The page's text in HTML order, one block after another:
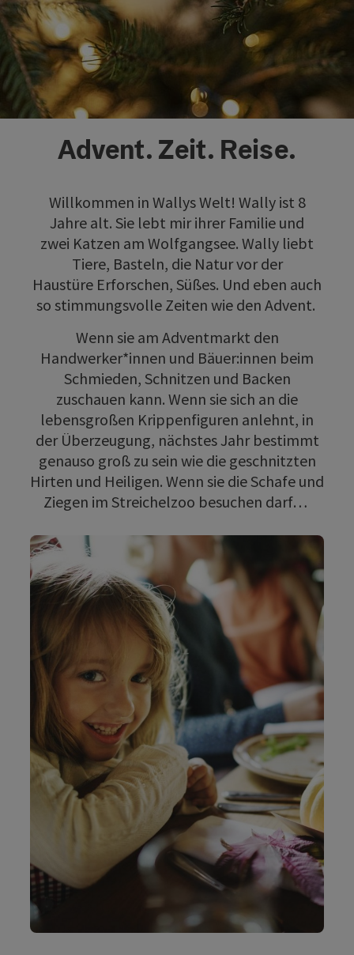
Advent. Zeit. Reise.
Willkommen in Wallys Welt! Wally ist 8
Jahre alt. Sie lebt mir ihrer Familie und
zwei Katzen am Wolfgangsee. Wally liebt
Tiere, Basteln, die Natur vor der
Haustüre Erforschen, Süßes. Und eben auch
so stimmungsvolle Zeiten wie den Advent.
Wenn sie am Adventmarkt den
Handwerker*innen und Bäuer:innen beim
Schmieden, Schnitzen und Backen
zuschauen kann. Wenn sie sich an die
lebensgroßen Krippenfiguren anlehnt, in
der Überzeugung, nächstes Jahr bestimmt
genauso groß zu sein wie die geschnitzten
Hirten und Heiligen. Wenn sie die Schafe und
Ziegen im Streichelzoo besuchen darf…